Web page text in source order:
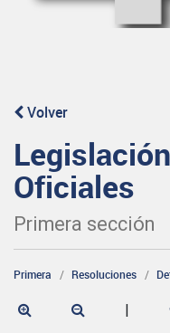
Volver
Oficiales
Primera sección
Primera Resoluciones
|